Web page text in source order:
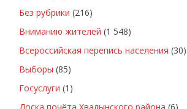
Без рубрики (216)
Вниманию жителей (1 548)
Всероссийская перепись населения (30)
Выборы (85)
Госуслуги (1)
Доска почёта Хвалынского района (6)